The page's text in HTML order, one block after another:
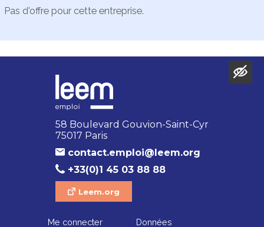
Pas d'offre pour cette entreprise.
58 Boulevard Gouvion-Saint-Cyr
75017 Paris
contact.emploi@leem.org
+33(0)1 45 03 88 88
Leem.org
Me connecter Données